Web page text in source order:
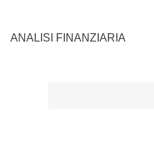
ANALISI FINANZIARIA